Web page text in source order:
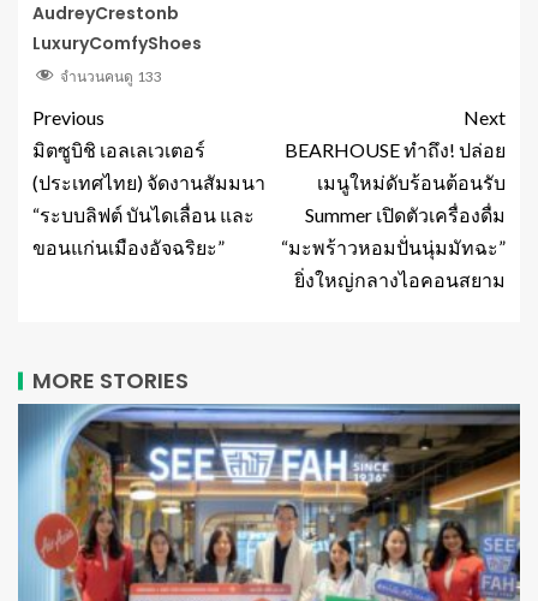
AudreyCrestonb
LuxuryComfyShoes
จำนวนคนดู 133
Previous
มิตซูบิชิ เอลเลเวเตอร์
(ประเทศไทย) จัดงานสัมมนา
“ระบบลิฟต์ บันไดเลื่อน และ
ขอนแก่นเมืองอัจฉริยะ”
Next
BEARHOUSE ทำถึง! ปล่อย
เมนูใหม่ดับร้อนต้อนรับ
Summer เปิดตัวเครื่องดื่ม
“มะพร้าวหอมปั่นนุ่มมัทฉะ”
ยิ่งใหญ่กลางไอคอนสยาม
MORE STORIES